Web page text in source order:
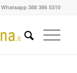
388 386 5310